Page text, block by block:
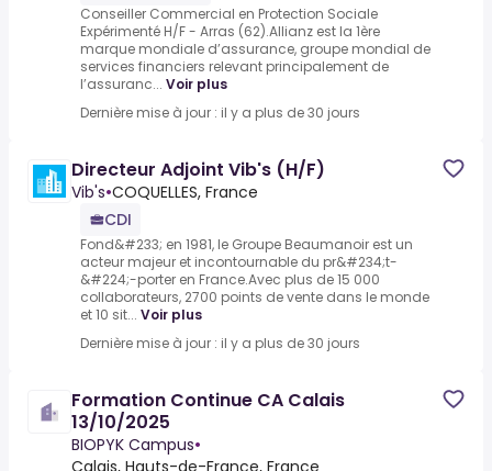
Conseiller Commercial en Protection Sociale
Expérimenté H/F - Arras (62).Allianz est la 1ère
marque mondiale d’assurance, groupe mondial de
services financiers relevant principalement de
l’assuranc... Voir plus
Dernière mise à jour : il y a plus de 30 jours
Directeur Adjoint Vib's (H/F)
Vib's•COQUELLES, France
CDI
Fond&#233; en 1981, le Groupe Beaumanoir est un
acteur majeur et incontournable du pr&#234;t-
&#224;-porter en France.Avec plus de 15 000
collaborateurs, 2700 points de vente dans le monde
et 10 sit... Voir plus
Dernière mise à jour : il y a plus de 30 jours
Formation Continue CA Calais
13/10/2025
BIOPYK Campus•